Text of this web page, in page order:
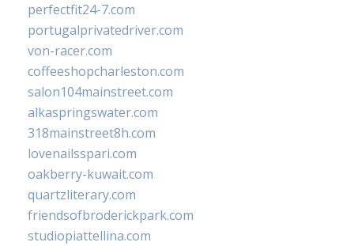
perfectfit24-7.com
portugalprivatedriver.com
von-racer.com
coffeeshopcharleston.com
salon104mainstreet.com
alkaspringswater.com
318mainstreet8h.com
lovenailsspari.com
oakberry-kuwait.com
quartzliterary.com
friendsofbroderickpark.com
studiopiattellina.com